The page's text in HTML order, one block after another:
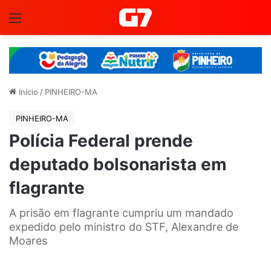
Início / PINHEIRO-MA
PINHEIRO-MA
Polícia Federal prende
deputado bolsonarista em
flagrante
A prisão em flagrante cumpriu um mandado
expedido pelo ministro do STF, Alexandre de
Moares